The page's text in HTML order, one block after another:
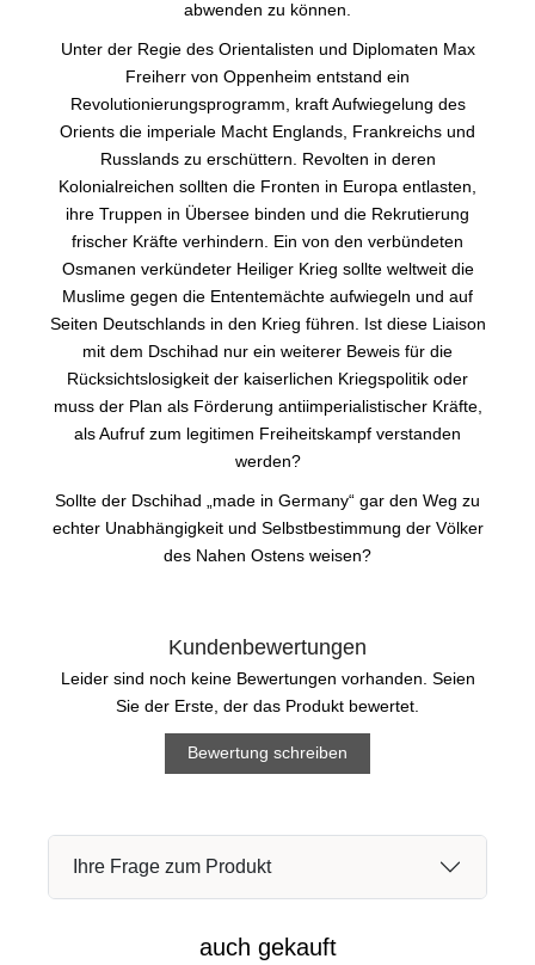
abwenden zu können.
Unter der Regie des Orientalisten und Diplomaten Max
Freiherr von Oppenheim entstand ein
Revolutionierungsprogramm, kraft Aufwiegelung des
Orients die imperiale Macht Englands, Frankreichs und
Russlands zu erschüttern. Revolten in deren
Kolonialreichen sollten die Fronten in Europa entlasten,
ihre Truppen in Übersee binden und die Rekrutierung
frischer Kräfte verhindern. Ein von den verbündeten
Osmanen verkündeter Heiliger Krieg sollte weltweit die
Muslime gegen die Ententemächte aufwiegeln und auf
Seiten Deutschlands in den Krieg führen. Ist diese Liaison
mit dem Dschihad nur ein weiterer Beweis für die
Rücksichtslosigkeit der kaiserlichen Kriegspolitik oder
muss der Plan als Förderung antiimperialistischer Kräfte,
als Aufruf zum legitimen Freiheitskampf verstanden
werden?
Sollte der Dschihad „made in Germany“ gar den Weg zu
echter Unabhängigkeit und Selbstbestimmung der Völker
des Nahen Ostens weisen?
Kundenbewertungen
Leider sind noch keine Bewertungen vorhanden. Seien
Sie der Erste, der das Produkt bewertet.
Bewertung schreiben
Ihre Frage zum Produkt
auch gekauft